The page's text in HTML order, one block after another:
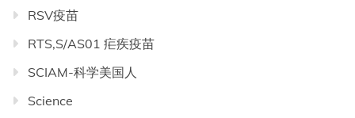
RSV疫苗
RTS,S/AS01 疟疾疫苗
SCIAM-科学美国人
Science